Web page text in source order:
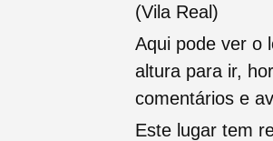
(Vila Real)
Aqui pode ver o
altura para ir,
comentários e
Este lugar tem